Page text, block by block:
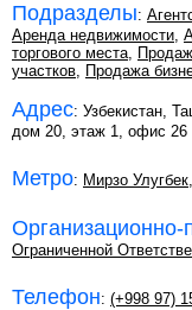
Подразделы:
Аренда недвижимости,
торгового места,
участков, Продажа
Адрес: Узбекистан,
дом 20, этаж 1, офис 26
Метро: Мирзо Улугбек
Ограниченной
Телефон: (+998 97)